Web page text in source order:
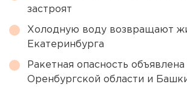
застроят
Холодную воду возвращают
Екатеринбурга
Ракетная опасность объявлена
Оренбургской области и